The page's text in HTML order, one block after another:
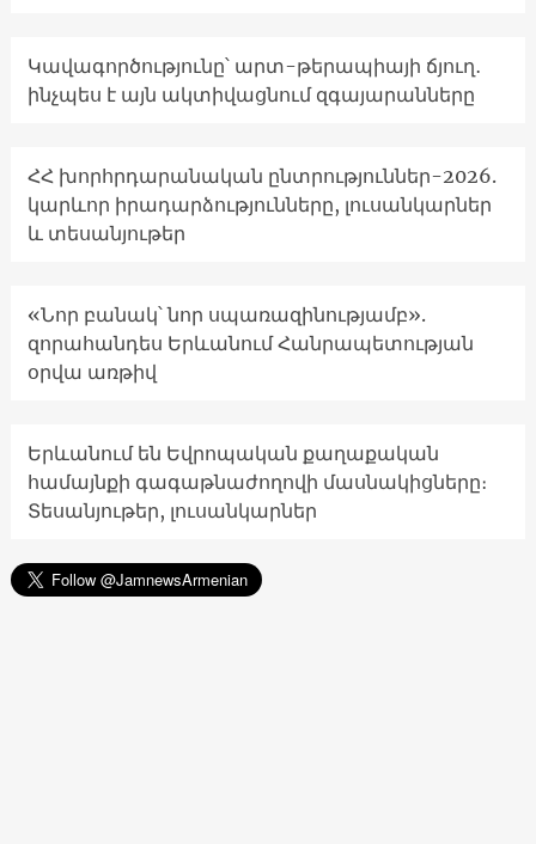
Կավագործությունը՝ արտ-թերապիայի ճյուղ․
ինչպես է այն ակտիվացնում զգայարանները
ՀՀ խորհրդարանական ընտրություններ-2026.
կարևոր իրադարձությունները, լուսանկարներ
և տեսանյութեր
«Նոր բանակ՝ նոր սպառազինությամբ».
զորահանդես Երևանում Հանրապետության
օրվա առթիվ
Երևանում են Եվրոպական քաղաքական
համայնքի գագաթնաժողովի մասնակիցները։
Տեսանյութեր, լուսանկարներ